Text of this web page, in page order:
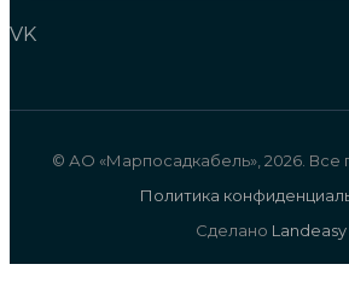
VK
© АО «Марпосадкабель», 2026. Все
Политика
Сделано Landeasy